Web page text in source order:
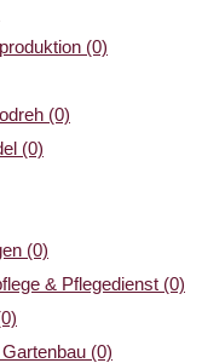
(0)
(0)
(0)
(0)
& Pflegedienst (0)
(0)